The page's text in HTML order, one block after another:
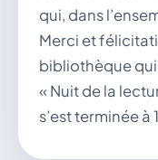
qui, dans
Merci et
bibliothèque
« Nuit de la
s’est terminée à